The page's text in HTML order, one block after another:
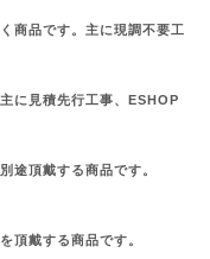
商品です。主に現調不要工
に見積先行工事、ESHOP
途頂戴する商品です。
頂戴する商品です。